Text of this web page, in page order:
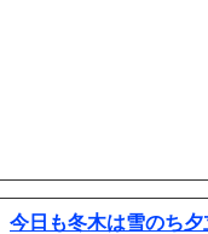
今日も冬木は雪のち夕